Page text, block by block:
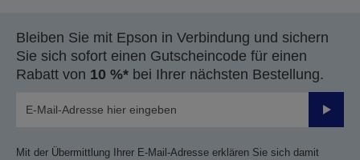
Bleiben Sie mit Epson in Verbindung und sichern
Sie sich sofort einen Gutscheincode für einen
Rabatt von 10 %* bei Ihrer nächsten Bestellung.
Mit der Übermittlung Ihrer E-Mail-Adresse erklären Sie sich damit